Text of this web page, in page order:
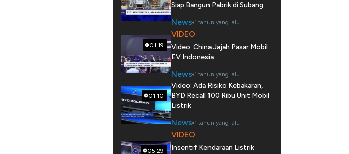
Siap Bangun Pabrik di Subang
News 1 tahun yang lalu
01:19
VIDEO
Video: China Jajah Pasar Mobil
EV Indonesia
News 1 tahun yang lalu
01:10
Video: Ada Risiko Kebakaran,
BYD Recall 100 Ribu Unit Mobil
Listrik
News 1 tahun yang lalu
05:29
VIDEO
Insentif Kendaraan Listrik